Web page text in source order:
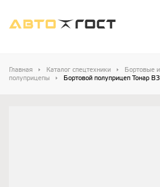
Главная Каталог спецтехники
Бортовые
полуприцепы
Бортовой полуприцеп Тонар